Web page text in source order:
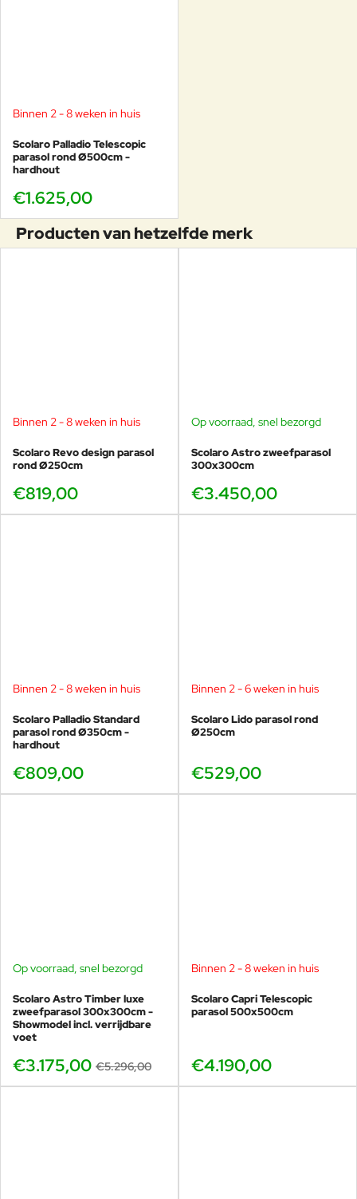
Binnen 2 - 8 weken in huis
Scolaro Palladio Telescopic
parasol rond Ø500cm -
hardhout
€1.625,00
Producten van hetzelfde merk
Binnen 2 - 8 weken in huis
Scolaro Revo design parasol
rond Ø250cm
€819,00
Op voorraad, snel bezorgd
Scolaro Astro zweefparasol
300x300cm
€3.450,00
Binnen 2 - 8 weken in huis
Scolaro Palladio Standard
parasol rond Ø350cm -
hardhout
€809,00
Binnen 2 - 6 weken in huis
Scolaro Lido parasol rond
Ø250cm
€529,00
SHOWMODEL
Op voorraad, snel bezorgd
Scolaro Astro Timber luxe
zweefparasol 300x300cm -
Showmodel incl. verrijdbare
voet
€3.175,00 €5.296,00
Binnen 2 - 8 weken in huis
Scolaro Capri Telescopic
parasol 500x500cm
€4.190,00